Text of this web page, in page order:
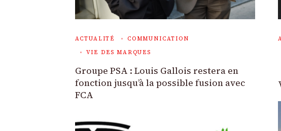
ACTUALITÉ
COMMUNICATION
VIE DES MARQUES
Groupe PSA : Louis Gallois restera en
fonction jusqu’à la possible fusion avec
FCA